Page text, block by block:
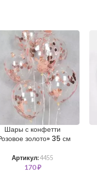
Шары с конфетти
золото» 35 см
Артикул:4455
170₽